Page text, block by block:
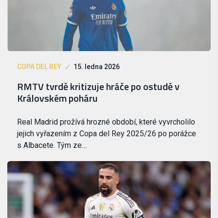
COPA DEL REY 15. ledna 2026
RMTV tvrdě kritizuje hráče po ostudě v
Královském poháru
Real Madrid prožívá hrozné období, které vyvrcholilo
jejich vyřazením z Copa del Rey 2025/26 po porážce
s Albacete. Tým ze…